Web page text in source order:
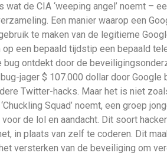
de CIA ‘weeping angel’ noemt –
Een manier waarop een
te maken van de legitieme
een bepaald tijdstip een bepaald
ontdekt door de
jager $ 107.000 dollar door
Twitter-hacks. Maar het is niet
Squad’ noemt, een groep
de lol en aandacht. Dit soort
in plaats van zelf te coderen. Dit
versterken van de beveiliging om